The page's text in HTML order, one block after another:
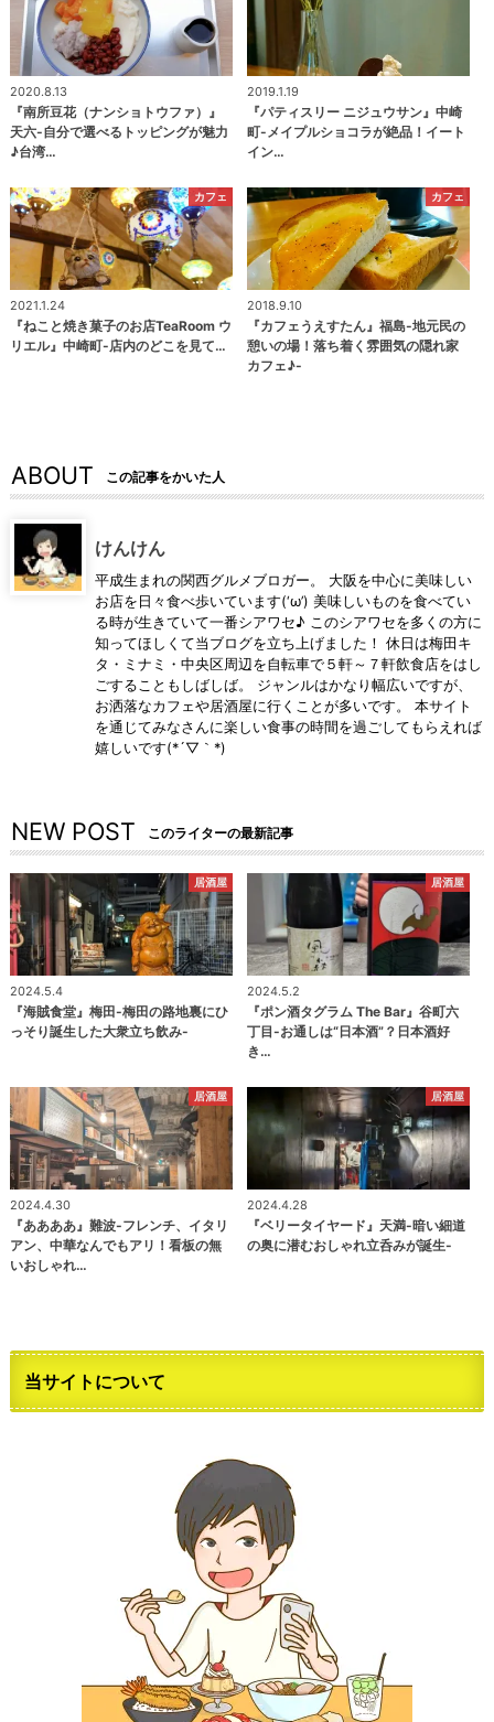
2020.8.13
『南所豆花（ナンショトウファ）』
天六-自分で選べるトッピングが魅力
♪台湾…
2019.1.19
『パティスリー ニジュウサン』中崎
町-メイプルショコラが絶品！イート
イン…
カフェ
2021.1.24
『ねこと焼き菓子のお店TeaRoom ウ
リエル』中崎町-店内のどこを見て…
カフェ
2018.9.10
『カフェうえすたん』福島-地元民の
憩いの場！落ち着く雰囲気の隠れ家
カフェ♪-
ABOUT この記事をかいた人
けんけん
平成生まれの関西グルメブロガー。 大阪を中心に美味しい
お店を日々食べ歩いています(‘ω’) 美味しいものを食べてい
る時が生きていて一番シアワセ♪ このシアワセを多くの方に
知ってほしくて当ブログを立ち上げました！ 休日は梅田キ
タ・ミナミ・中央区周辺を自転車で５軒～７軒飲食店をはし
ごすることもしばしば。 ジャンルはかなり幅広いですが、
お洒落なカフェや居酒屋に行くことが多いです。 本サイト
を通じてみなさんに楽しい食事の時間を過ごしてもらえれば
嬉しいです(*´▽｀*)
NEW POST このライターの最新記事
居酒屋
2024.5.4
『海賊食堂』梅田-梅田の路地裏にひ
っそり誕生した大衆立ち飲み-
居酒屋
2024.5.2
『ポン酒タグラム The Bar』谷町六
丁目-お通しは“日本酒”？日本酒好
き…
居酒屋
2024.4.30
『ああああ』難波-フレンチ、イタリ
アン、中華なんでもアリ！看板の無
いおしゃれ…
居酒屋
2024.4.28
『ベリータイヤード』天満-暗い細道
の奥に潜むおしゃれ立呑みが誕生-
当サイトについて